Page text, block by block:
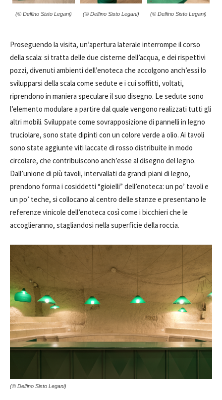
(© Delfino Sisto Legani) (© Delfino Sisto Legani) (© Delfino Sisto Legani)
Proseguendo la visita, un’apertura laterale interrompe il corso
della scala: si tratta delle due cisterne dell’acqua, e dei rispettivi
pozzi, divenuti ambienti dell’enoteca che accolgono anch’essi lo
svilupparsi della scala come sedute e i cui soffitti, voltati,
riprendono in maniera speculare il suo disegno. Le sedute sono
l’elemento modulare a partire dal quale vengono realizzati tutti gli
altri mobili. Sviluppate come sovrapposizione di pannelli in legno
truciolare, sono state dipinti con un colore verde a olio. Ai tavoli
sono state aggiunte viti laccate di rosso distribuite in modo
circolare, che contribuiscono anch’esse al disegno del legno.
Dall’unione di più tavoli, intervallati da grandi piani di legno,
prendono forma i cosiddetti “gioielli” dell’enoteca: un po’ tavoli e
un po’ teche, si collocano al centro delle stanze e presentano le
referenze vinicole dell’enoteca così come i bicchieri che le
accoglieranno, stagliandosi nella superficie della roccia.
(© Delfino Sisto Legani)